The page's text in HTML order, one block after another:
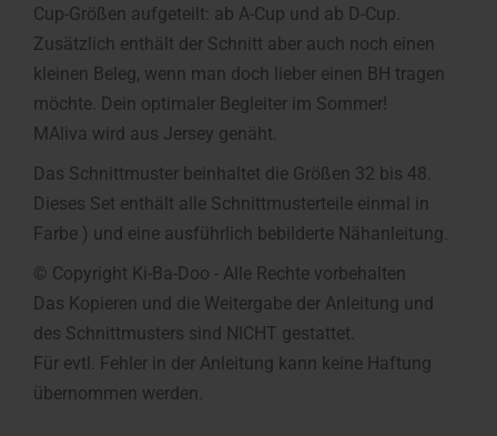
Cup-Größen aufgeteilt: ab A-Cup und ab D-Cup.
Zusätzlich enthält der Schnitt aber auch noch einen
kleinen Beleg, wenn man doch lieber einen BH tragen
möchte. Dein optimaler Begleiter im Sommer!
MAliva wird aus Jersey genäht.
Das Schnittmuster beinhaltet die Größen 32 bis 48.
Dieses Set enthält alle Schnittmusterteile einmal in
Farbe ) und eine ausführlich bebilderte Nähanleitung.
© Copyright Ki-Ba-Doo - Alle Rechte vorbehalten
Das Kopieren und die Weitergabe der Anleitung und
des Schnittmusters sind NICHT gestattet.
Für evtl. Fehler in der Anleitung kann keine Haftung
übernommen werden.